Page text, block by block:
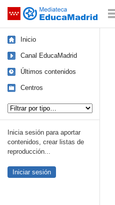
Saltar navegación
Inicio
Canal EducaMadrid
Últimos contenidos
Centros
Inicia sesión para aportar
contenidos, crear listas de
reproducción...
Iniciar sesión